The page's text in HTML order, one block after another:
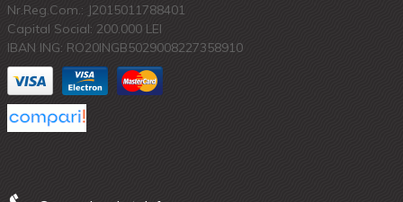
Nr.Reg.Com.: J2015011788401
Capital Social: 200.000 LEI
IBAN ING: RO20INGB5029008227358910